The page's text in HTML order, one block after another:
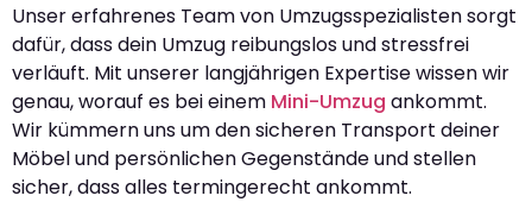
Unser erfahrenes Team von Umzugsspezialisten sorgt
dafür, dass dein Umzug reibungslos und stressfrei
verläuft. Mit unserer langjährigen Expertise wissen wir
genau, worauf es bei einem Mini-Umzug ankommt.
Wir kümmern uns um den sicheren Transport deiner
Möbel und persönlichen Gegenstände und stellen
sicher, dass alles termingerecht ankommt.